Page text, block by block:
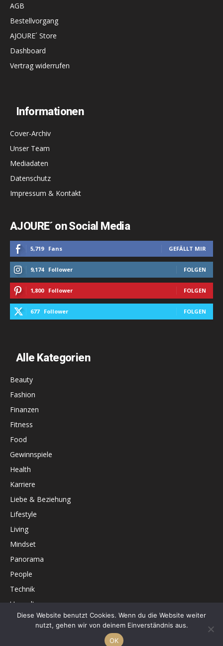
AGB
Bestellvorgang
AJOURE´ Store
Dashboard
Vertrag widerrufen
Informationen
Cover-Archiv
Unser Team
Mediadaten
Datenschutz
Impressum & Kontakt
AJOURE´ on Social Media
5,719 Fans GEFÄLLT MIR
9,174 Follower FOLGEN
1,800 Follower FOLGEN
677 Follower FOLGEN
Alle Kategorien
Beauty
Fashion
Finanzen
Fitness
Food
Gewinnspiele
Health
Karriere
Liebe & Beziehung
Lifestyle
Living
Mindset
Panorama
People
Technik
Umwelt
Unterhaltung
Diese Website benutzt Cookies. Wenn du die Website weiter
nutzt, gehen wir von deinem Einverständnis aus.
OK